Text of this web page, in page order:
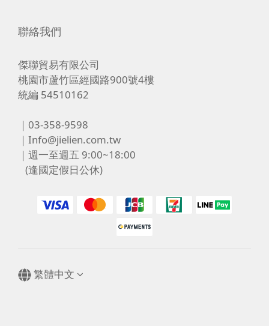
聯絡我們
傑聯貿易有限公司
桃園市蘆竹區經國路900號4樓
統編 54510162
｜03-358-9598
｜Info@jielien.com.tw
｜週一至週五 9:00~18:00
(逢國定假日公休)
繁體中文